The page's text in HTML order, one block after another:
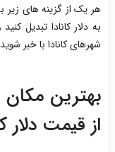
هر یک از گزینه های زیر
به دلار کانادا تبدیل
شهرهای کانادا با خبر
بهترین مکان
از قیمت دلار